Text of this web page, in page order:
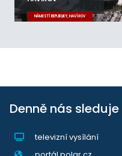
NÁMĚSTÍ REPUBLIKY, HAVÍŘOV
Denně nás sleduje
televizní vysílání